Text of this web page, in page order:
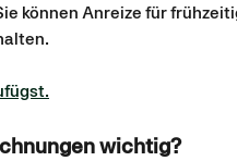
können Anreize für
wichtig?